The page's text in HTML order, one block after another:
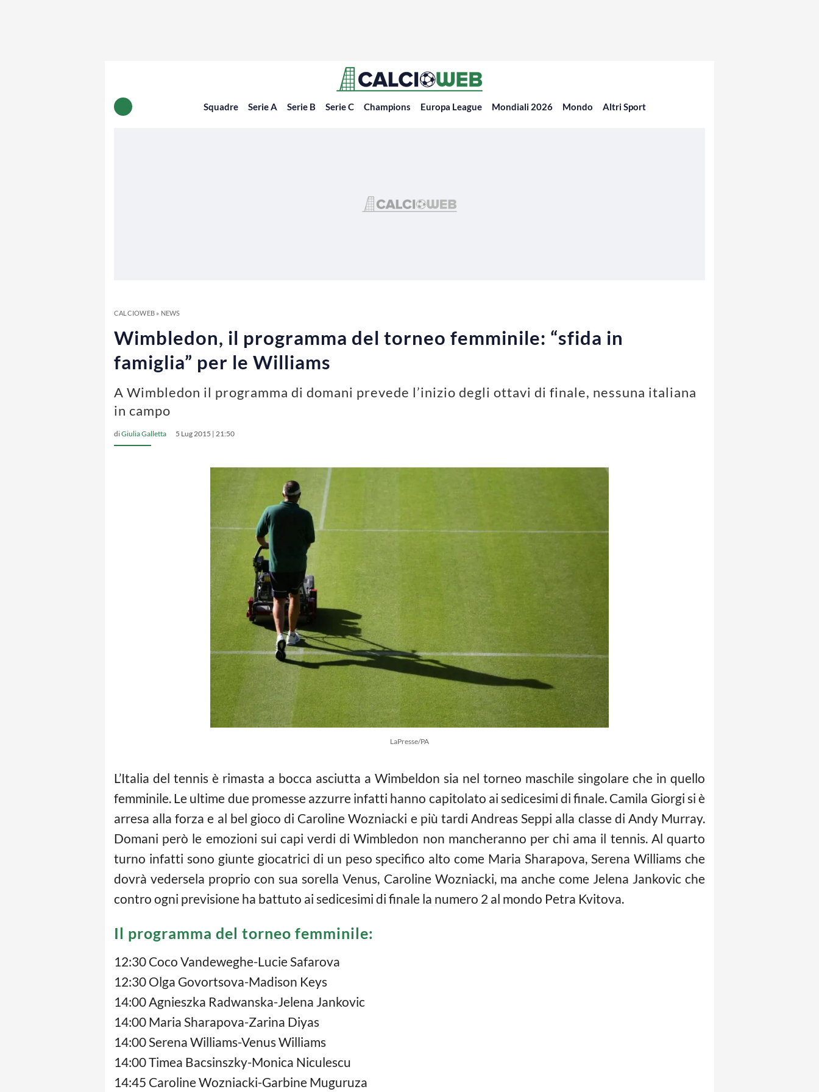
Squadre Serie A Serie B Serie C Champions Europa League Mondiali 2026 Mondo Altri Sport
CALCIOWEB» NEWS
Wimbledon, il programma del torneo femminile: “sfida in
famiglia” per le Williams
A Wimbledon il programma di domani prevede l’inizio degli ottavi di finale, nessuna italiana
in campo
diGiulia Galletta 5 Lug 2015 | 21:50
LaPresse/PA
L’Italia del tennis è rimasta a bocca asciutta a Wimbeldon sia nel torneo maschile singolare che in quello
femminile. Le ultime due promesse azzurre infatti hanno capitolato ai sedicesimi di finale. Camila Giorgi si è
arresa alla forza e al bel gioco di Caroline Wozniacki e più tardi Andreas Seppi alla classe di Andy Murray.
Domani però le emozioni sui capi verdi di Wimbledon non mancheranno per chi ama il tennis. Al quarto
turno infatti sono giunte giocatrici di un peso specifico alto come Maria Sharapova, Serena Williams che
dovrà vedersela proprio con sua sorella Venus, Caroline Wozniacki, ma anche come Jelena Jankovic che
contro ogni previsione ha battuto ai sedicesimi di finale la numero 2 al mondo Petra Kvitova.
Il programma del torneo femminile:
12:30 Coco Vandeweghe-Lucie Safarova
12:30 Olga Govortsova-Madison Keys
14:00 Agnieszka Radwanska-Jelena Jankovic
14:00 Maria Sharapova-Zarina Diyas
14:00 Serena Williams-Venus Williams
14:00 Timea Bacsinszky-Monica Niculescu
14:45 Caroline Wozniacki-Garbine Muguruza